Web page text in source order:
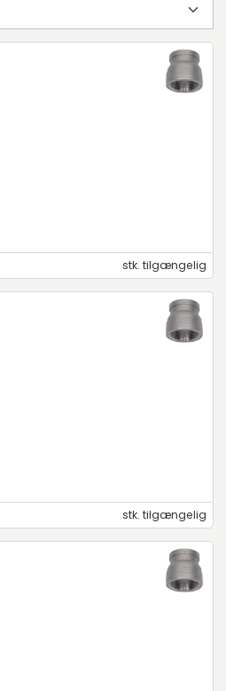
stk. tilgængelig
stk. tilgængelig